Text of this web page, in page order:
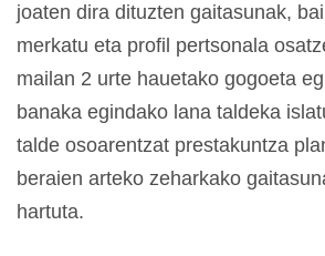
joaten dira dituzten gaitasunak,
merkatu eta profil pertsonala
mailan 2 urte hauetako gogoeta
banaka egindako lana taldeka
talde osoarentzat prestakuntza
beraien arteko zeharkako
hartuta.